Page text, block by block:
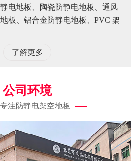
电地板、陶瓷防静电地板、通风
板、铝合金防静电地板、PVC 架
了解更多
公司环境
注防静电架空地板